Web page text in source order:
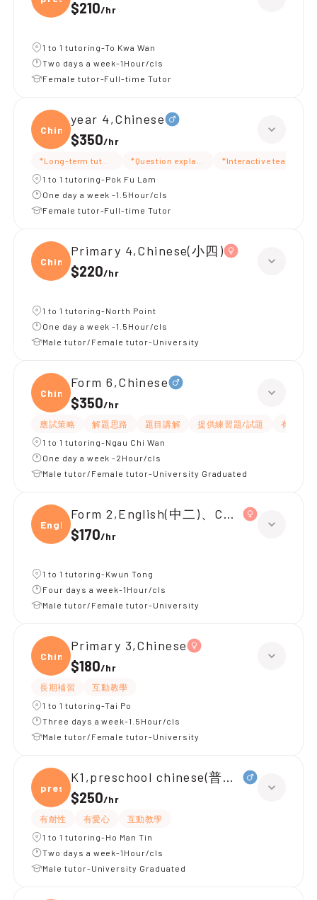
$210/hr
1 to 1 tutoring-To Kwa Wan
Two days a week-1Hour/cls
Female tutor-Full-time Tutor
Chine
year 4,Chinese
$350/hr
*Long-term tutoring *Question explanation*Interactive teaching
1 to 1 tutoring-Pok Fu Lam
One day a week -1.5Hour/cls
Female tutor-Full-time Tutor
Chine
Primary 4,Chinese(小四)
$220/hr
1 to 1 tutoring-North Point
One day a week -1.5Hour/cls
Male tutor/Female tutor-University
Chine
Form 6,Chinese
$350/hr
應試策略 解題思路 題目講解 提供練習題/試題
有耐性
1 to 1 tutoring-Ngau Chi Wan
One day a week -2Hour/cls
Male tutor/Female tutor-University Graduated
Engli
Form 2,English(中二)、Chinese(中二)
$170/hr
1 to 1 tutoring-Kwun Tong
Four days a week-1Hour/cls
Male tutor/Female tutor-University
Chine
Primary 3,Chinese
$180/hr
長期補習
互動教學
1 to 1 tutoring-Tai Po
Three days a week-1.5Hour/cls
Male tutor/Female tutor-University
presc
K1,preschool chinese(普通話)
$250/hr
有耐性 有愛心
互動教學
1 to 1 tutoring-Ho Man Tin
Two days a week-1Hour/cls
Male tutor-University Graduated